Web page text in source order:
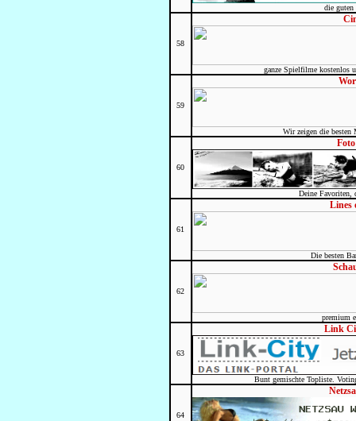
die guten
58
ganze Spielfilme kostenlos
59
Wir zeigen die besten
60
Deine Favoriten,
61
Lines
Die besten
62
premium
63
Link
Bunt gemischte Topliste.
64